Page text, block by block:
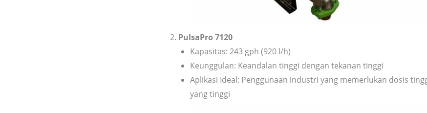
PulsaPro 7120
Kapasitas: 243 gph (920 l/h)
Keunggulan: Keandalan tinggi dengan tekanan tinggi
Aplikasi Ideal: Penggunaan industri yang memerlukan dosis
yang tinggi